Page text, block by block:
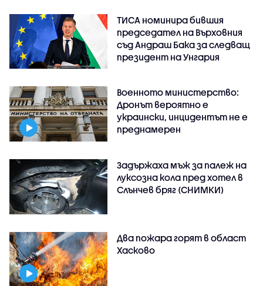
ТИСА номинира бившия
председател на Върховния
съд Андраш Бака за следващ
президент на Унгария
Военното министерство:
Дронът вероятно е
украински, инцидентът не е
преднамерен
Задържаха мъж за палеж на
луксозна кола пред хотел в
Слънчев бряг (СНИМКИ)
Два пожара горят в област
Хасково